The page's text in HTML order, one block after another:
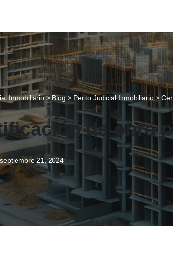
Inmobiliario> Blog > Perito Judicial Inmobiliario>
de obra
septiembre 21, 2024